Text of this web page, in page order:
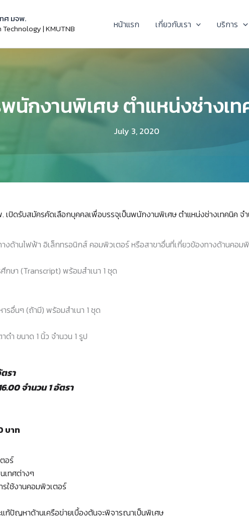
ศ มจพ.
| KMUTNB
หน้าแรก เกี่ยวกับเรา บริการ
นักงานพิเศษ ตำแหน่งช่างเท
July 3, 2020
เปิดรับสมัครคัดเลือกบุคคลเพื่อบรรจุเป็นพนักงานพิเศษ ตำแหน่งช่างเทคนิค จ
ด้านไฟฟ้า อิเล็กทรอนิกส์ คอมพิวเตอร์ หรือสาขาอื่นที่เกี่ยวข้องทางด้านคอม
กษา (Transcript) พร้อมสําเนา 1 ชุด
รอื่นๆ (ถ้ามี) พร้อมสําเนา 1 ชุด
ดํา ขนาด 1 นิ้ว จํานวน 1 รูป
รา
จำนวน 1 อัตรา
บาท
อร์
เทศต่างๆ
ใช้งานคอมพิวเตอร์
ก้ปัญหาด้านเครือข่ายเบื้องต้นจะพิจารณาเป็นพิเศษ